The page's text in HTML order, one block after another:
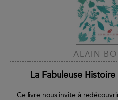
ALAIN
La Fabuleuse
Ce livre nous invite à